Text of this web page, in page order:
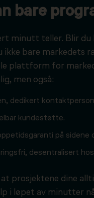
bare
minutt teller. Blir du
ikke bare markedets
plattform for
men også:
dedikert
kundestøtte.
på sidene
desentralisert
prosjektene dine
i løpet av minutter